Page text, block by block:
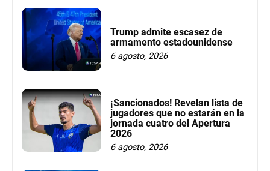
Trump admite escasez de
armamento estadounidense
6 agosto, 2026
¡Sancionados! Revelan lista de
jugadores que no estarán en la
jornada cuatro del Apertura
2026
6 agosto, 2026